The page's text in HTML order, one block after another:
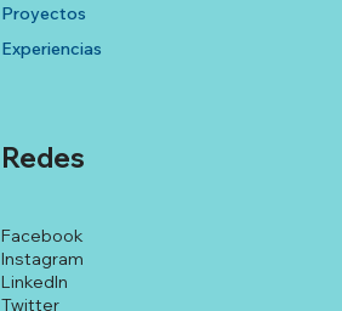
Facebook
Instagram
LinkedIn
Twitter
Redes
Proyectos
Experiencias